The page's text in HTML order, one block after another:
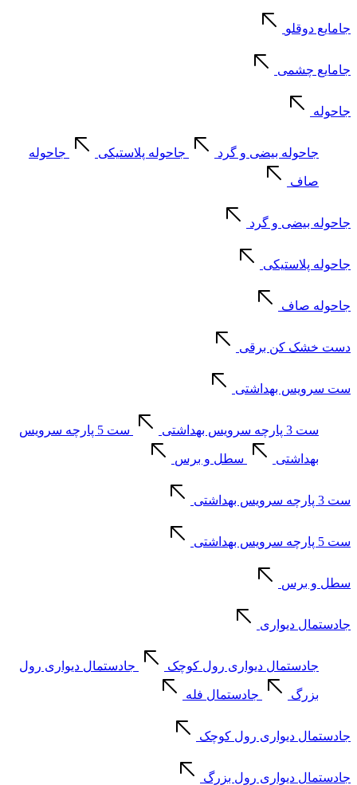
جامایع دوقلو
جامایع چشمی
جاحوله
جاحوله بیضی و گرد جاحوله پلاستیکی جاحوله
صاف
جاحوله بیضی و گرد
جاحوله پلاستیکی
جاحوله صاف
دست خشک کن برقی
ست سرویس بهداشتی
ست 3 پارچه سرویس بهداشتی ست 5 پارچه سرویس
بهداشتی سطل و برس
ست 3 پارچه سرویس بهداشتی
ست 5 پارچه سرویس بهداشتی
سطل و برس
جادستمال دیواری
جادستمال دیواری رول کوچک جادستمال دیواری رول
بزرگ جادستمال فله
جادستمال دیواری رول کوچک
جادستمال دیواری رول بزرگ